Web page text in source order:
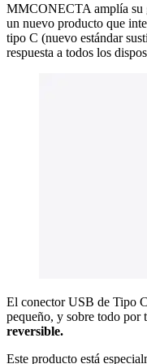
MMCONECTA amplía su
un nuevo producto que
tipo C (nuevo estándar
respuesta a todos los
El conector USB de Tipo
pequeño, y sobre todo por
reversible.
Este producto está